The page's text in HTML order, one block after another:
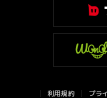
利用規約 プラ